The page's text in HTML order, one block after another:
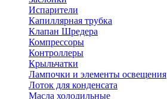
Испарители
Капиллярная трубка
Клапан Шредера
Компрессоры
Контроллеры
Крыльчатки
Лампочки и элементы освещения
Лоток для конденсата
Масла холодильные